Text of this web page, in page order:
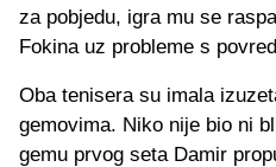
za pobjedu, igra mu se
Fokina uz probleme s
Oba tenisera su imala
gemovima. Niko nije bio ni
gemu prvog seta Damir